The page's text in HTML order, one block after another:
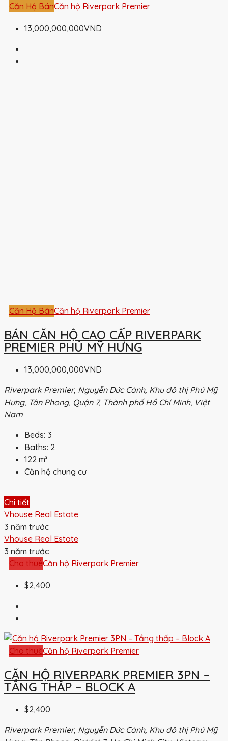
Căn Hộ BánCăn hộ Riverpark Premier
13,000,000,000VND
Căn Hộ BánCăn hộ Riverpark Premier
BÁN CĂN HỘ CAO CẤP RIVERPARK
PREMIER PHÚ MỸ HƯNG
13,000,000,000VND
Riverpark Premier, Nguyễn Đức Cảnh, Khu đô thị Phú Mỹ
Hưng, Tân Phong, Quận 7, Thành phố Hồ Chí Minh, Việt
Nam
Beds: 3
Baths: 2
122 m²
Căn hộ chung cư
Chi tiết
Vhouse Real Estate
3 năm trước
Vhouse Real Estate
3 năm trước
Cho thuêCăn hộ Riverpark Premier
$2,400
Cho thuêCăn hộ Riverpark Premier
CĂN HỘ RIVERPARK PREMIER 3PN –
TẦNG THẤP – BLOCK A
$2,400
Riverpark Premier, Nguyễn Đức Cảnh, Khu đô thị Phú Mỹ